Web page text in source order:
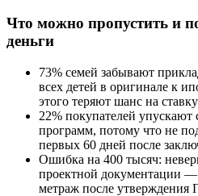
Что можно пропустить и
деньги
73% семей забывают
всех детей в оригинале к
этого теряют шанс на
22% покупателей
программ, потому что не
первых 60 дней после
Ошибка на 400 тысяч:
проектной документации —
метраж после утверждения